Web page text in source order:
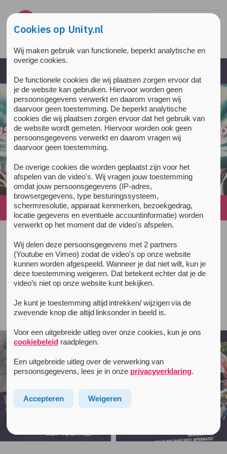
Home »Locaties» Unity Flevoland (Tactus)
Alle locaties
Unity Flevoland (Tactus)
Volg unityinfo op Instagram
Cookies op Unity.nl
Wij maken gebruik van functionele, beperkt analytische en
overige cookies.
De functionele cookies die wij plaatsen zorgen ervoor dat
je de website kan gebruiken. Hiervoor worden geen
persoonsgegevens verwerkt en daarom vragen wij
daarvoor geen toestemming. De beperkt analytische
cookies die wij plaatsen zorgen ervoor dat het gebruik van
de website wordt gemeten. Hiervoor worden ook geen
persoonsgegevens verwerkt en daarom vragen wij
daarvoor geen toestemming.
De overige cookies die worden geplaatst zijn voor het
afspelen van de video's. Wij vragen jouw toestemming
omdat jouw persoonsgegevens (IP-adres,
browsergegevens, type besturingssysteem,
schermresolutie, apparaat kenmerken, bezoekgedrag,
locatie gegevens en eventuele accountinformatie) worden
verwerkt op het moment dat de video's afspelen.
Wij delen deze persoonsgegevens met 2 partners
(Youtube en Vimeo) zodat de video's op onze website
kunnen worden afgespeeld. Wanneer je dat niet wilt, kun je
deze toestemming weigeren. Dat betekent echter dat je de
video’s niet op onze website kunt bekijken.
Je kunt je toestemming altijd intrekken/ wijzigen via de
zwevende knop die altijd linksonder in beeld is.
Voor een uitgebreide uitleg over onze cookies, kun je ons
cookiebeleidraadplegen.
Een uitgebreide uitleg over de verwerking van
persoonsgegevens, lees je in onze privacyverklaring.
Accepteren Weigeren